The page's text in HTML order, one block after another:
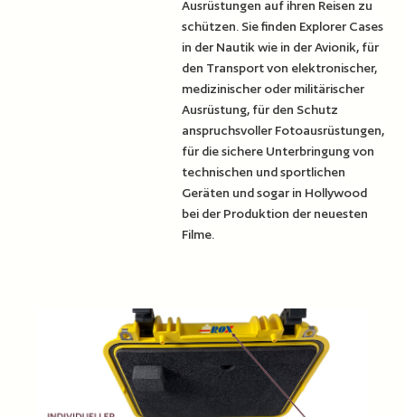
Ausrüstungen auf ihren Reisen zu
schützen. Sie finden Explorer Cases
in der Nautik wie in der Avionik, für
den Transport von elektronischer,
medizinischer oder militärischer
Ausrüstung, für den Schutz
anspruchsvoller Fotoausrüstungen,
für die sichere Unterbringung von
technischen und sportlichen
Geräten und sogar in Hollywood
bei der Produktion der neuesten
Filme.